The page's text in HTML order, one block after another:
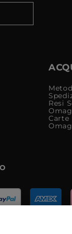
Resi
Carte
S.r.l.